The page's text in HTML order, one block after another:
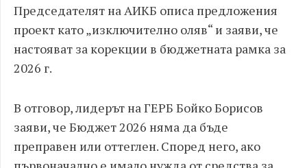
Председателят на АИКБ описа предложения
проект като „изключително оляв“ и заяви, че
настояват за корекции в бюджетната рамка за
2026 г.
В отговор, лидерът на ГЕРБ Бойко Борисов
заяви, че Бюджет 2026 няма да бъде
преправен или оттеглен. Според него, ако